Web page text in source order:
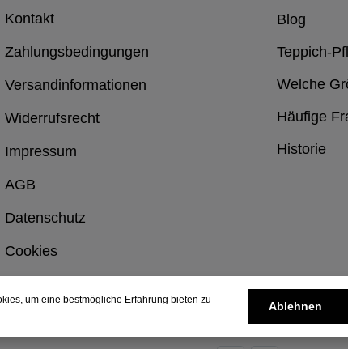
Kontakt
Zahlungsbedingungen
Versandinformationen
Widerrufsrecht
Impressum
AGB
Datenschutz
Cookies
Blog
Teppich-
Welche
Häufige
Historie
um eine bestmögliche Erfahrung bieten zu
Ablehnen